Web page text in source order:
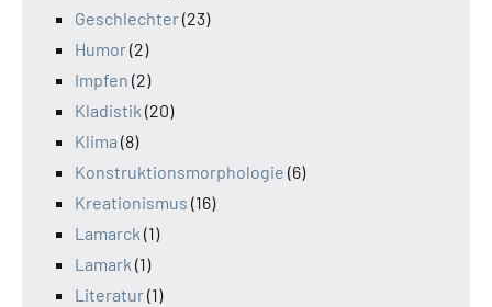
Geschlechter(23)
Humor(2)
Impfen (2)
Kladistik (20)
Klima (8)
Konstruktionsmorphologie (6)
Kreationismus (16)
Lamarck (1)
Lamark (1)
Literatur(1)